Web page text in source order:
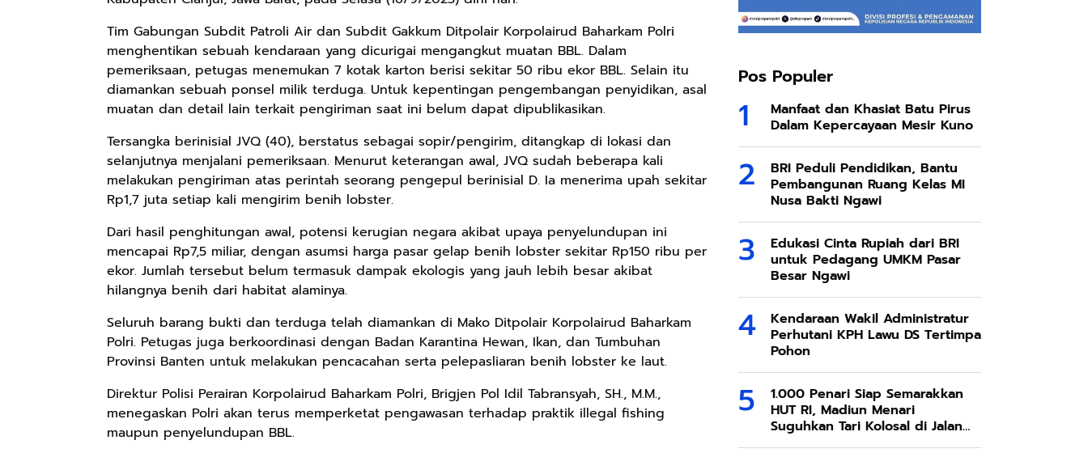
Tim Gabungan Subdit Patroli Air dan Subdit Gakkum Ditpolair Korpolairud Baharkam Polri
menghentikan sebuah kendaraan yang dicurigai mengangkut muatan BBL. Dalam
pemeriksaan, petugas menemukan 7 kotak karton berisi sekitar 50 ribu ekor BBL. Selain itu
diamankan sebuah ponsel milik terduga. Untuk kepentingan pengembangan penyidikan, asal
muatan dan detail lain terkait pengiriman saat ini belum dapat dipublikasikan.
Tersangka berinisial JVQ (40), berstatus sebagai sopir/pengirim, ditangkap di lokasi dan
selanjutnya menjalani pemeriksaan. Menurut keterangan awal, JVQ sudah beberapa kali
melakukan pengiriman atas perintah seorang pengepul berinisial D. Ia menerima upah sekitar
Rp1,7 juta setiap kali mengirim benih lobster.
Dari hasil penghitungan awal, potensi kerugian negara akibat upaya penyelundupan ini
mencapai Rp7,5 miliar, dengan asumsi harga pasar gelap benih lobster sekitar Rp150 ribu per
ekor. Jumlah tersebut belum termasuk dampak ekologis yang jauh lebih besar akibat
hilangnya benih dari habitat alaminya.
Seluruh barang bukti dan terduga telah diamankan di Mako Ditpolair Korpolairud Baharkam
Polri. Petugas juga berkoordinasi dengan Badan Karantina Hewan, Ikan, dan Tumbuhan
Provinsi Banten untuk melakukan pencacahan serta pelepasliaran benih lobster ke laut.
Direktur Polisi Perairan Korpolairud Baharkam Polri, Brigjen Pol Idil Tabransyah, SH., M.M.,
menegaskan Polri akan terus memperketat pengawasan terhadap praktik illegal fishing
maupun penyelundupan BBL.
Pos Populer
Manfaat dan Khasiat Batu Pirus
Dalam Kepercayaan Mesir Kuno
BRI Peduli Pendidikan, Bantu
Pembangunan Ruang Kelas MI
Nusa Bakti Ngawi
Edukasi Cinta Rupiah dari BRI
untuk Pedagang UMKM Pasar
Besar Ngawi
Kendaraan Wakil Administratur
Perhutani KPH Lawu DS Tertimpa
Pohon
1.000 Penari Siap Semarakkan
HUT RI, Madiun Menari
Suguhkan Tari Kolosal di Jalan
Pahlawan